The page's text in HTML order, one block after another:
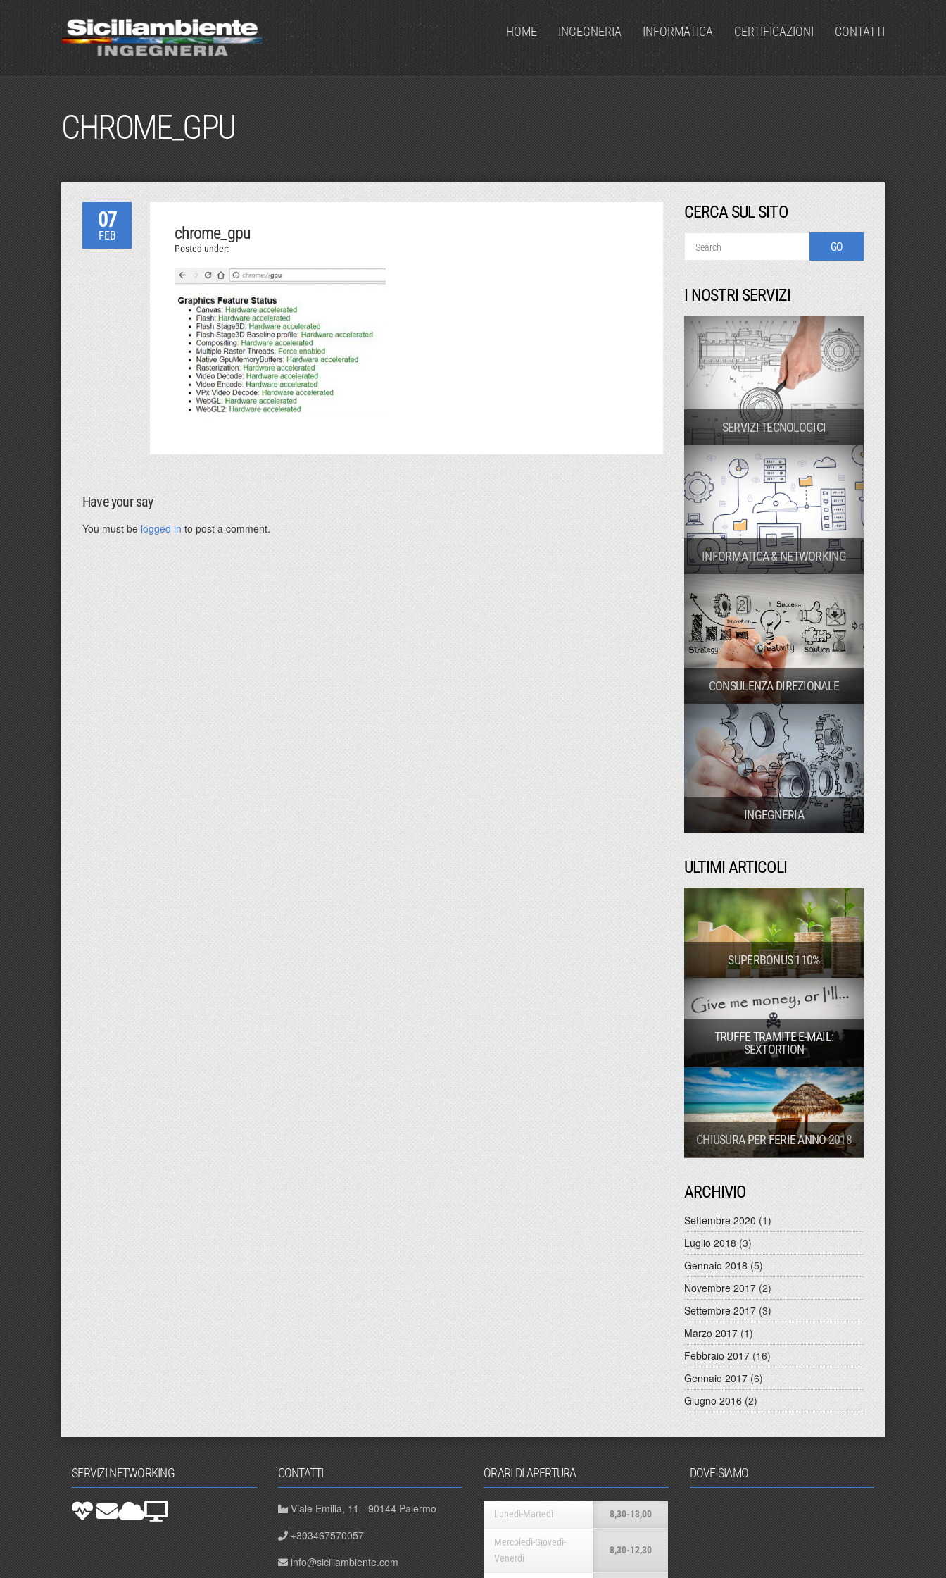
HOME INGEGNERIA INFORMATICA CERTIFICAZIONI CONTATTI
CHROME_GPU
07
FEB chrome_gpu
Posted under:
Have your say
You must be logged in to post a comment.
CERCA SUL SITO
I NOSTRI SERVIZI
SERVIZI TECNOLOGICI
INFORMATICA & NETWORKING
CONSULENZA DIREZIONALE
INGEGNERIA
ULTIMI ARTICOLI
SUPERBONUS 110%
TRUFFE TRAMITE E-MAIL:
SEXTORTION
CHIUSURA PER FERIE ANNO 2018
ARCHIVIO
Settembre 2020 (1)
Luglio 2018 (3)
Gennaio 2018 (5)
Novembre 2017 (2)
Settembre 2017 (3)
Marzo 2017 (1)
Febbraio 2017 (16)
Gennaio 2017 (6)
Giugno 2016 (2)
SERVIZI NETWORKING CONTATTI
Viale Emilia, 11 - 90144 Palermo
+393467570057
info@siciliambiente.com
ORARI DI APERTURA
Lunedì-Martedì 8,30-13,00
Mercoledì-Giovedì-
Venerdì
8,30-12,30
DOVE SIAMO